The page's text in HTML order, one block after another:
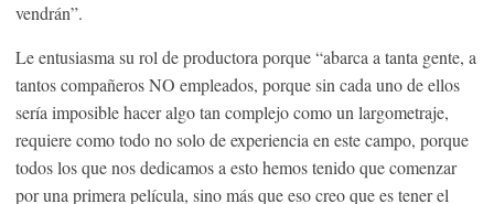
vendrán”.
Le entusiasma su rol de productora porque “abarca a tanta gente, a
tantos compañeros NO empleados, porque sin cada uno de ellos
sería imposible hacer algo tan complejo como un largometraje,
requiere como todo no solo de experiencia en este campo, porque
todos los que nos dedicamos a esto hemos tenido que comenzar
por una primera película, sino más que eso creo que es tener el